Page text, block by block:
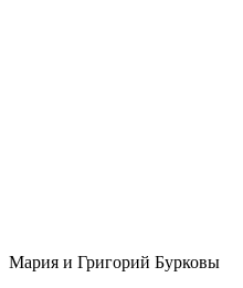
Мария и Григорий Бурковы